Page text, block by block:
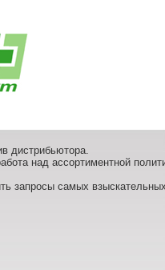
дистрибьютора.
над ассортиментной
запросы самых